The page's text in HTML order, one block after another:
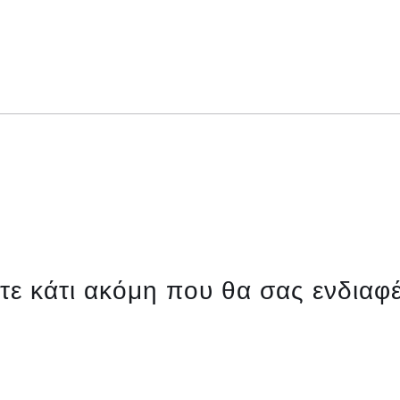
κάτι ακόμη που θα σας